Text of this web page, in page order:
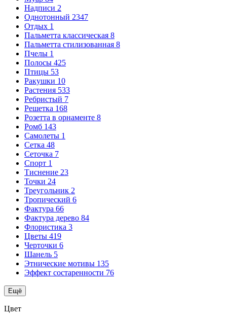
Надписи 2
Однотонный 2347
Отдых 1
Пальметта классическая 8
Пальметта стилизованная 8
Пчелы 1
Полосы 425
Птицы 53
Ракушки 10
Растения 533
Ребристый 7
Решетка 168
Розетта в орнаменте 8
Ромб 143
Самолеты 1
Сетка 48
Сеточка 7
Спорт 1
Тиснение 23
Точки 24
Треугольник 2
Тропический 6
Фактура 66
Фактура дерево 84
Флористика 3
Цветы 419
Черточки 6
Шанель 5
Этнические мотивы 135
Эффект состаренности 76
Ещё
Цвет